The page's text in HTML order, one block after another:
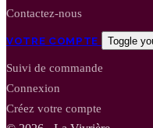
Contactez-nous
VOTRE COMPTE Toggle
Suivi de commande
Connexion
Créez votre compte